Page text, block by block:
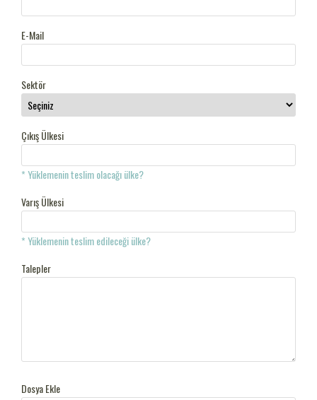
E-Mail
Sektör
Çıkış Ülkesi
* Yüklemenin teslim olacağı ülke?
Varış Ülkesi
* Yüklemenin teslim edileceği ülke?
Talepler
Dosya Ekle